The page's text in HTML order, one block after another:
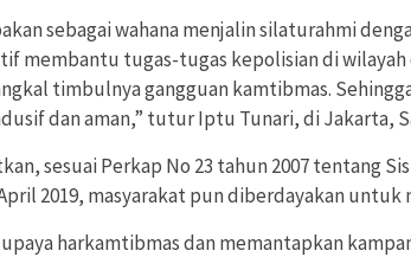
sebagai wahana menjalin silaturahmi
membantu tugas-tugas kepolisian di wilayah
timbulnya gangguan kamtibmas.
dan aman,” tutur Iptu Tunari, di Jakarta,
sesuai Perkap No 23 tahun 2007 tentang
2019, masyarakat pun diberdayakan untuk
harkamtibmas dan memantapkan